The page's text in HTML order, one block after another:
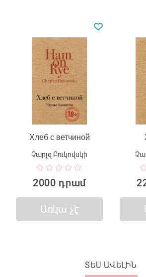
Хлеб с ветчиной
Չարլզ Բուկովսկի
2000 դրամ
Առկա չէ
ՏԵՍ ԱՎԵԼԻՆ